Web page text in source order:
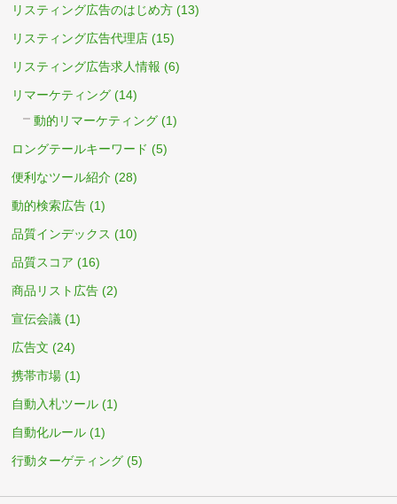
リスティング広告のはじめ方 (13)
リスティング広告代理店 (15)
リスティング広告求人情報 (6)
リマーケティング (14)
動的リマーケティング (1)
ロングテールキーワード (5)
便利なツール紹介 (28)
動的検索広告 (1)
品質インデックス (10)
品質スコア (16)
商品リスト広告 (2)
宣伝会議 (1)
広告文 (24)
携帯市場 (1)
自動入札ツール (1)
自動化ルール (1)
行動ターゲティング (5)